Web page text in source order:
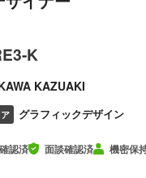
K
KAZUAKI
グラフィックデザイン
認済 面談確認済 機密保